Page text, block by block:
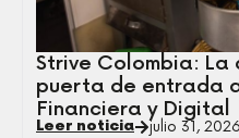
Strive Colombia: La
puerta de entrada
Financiera y Digital
Leer noticia julio 31, 2026